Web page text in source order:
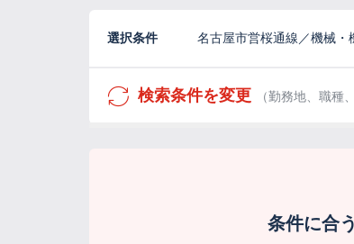
選択条件 名古屋市営桜通線／機械
検索条件を変更 （勤務地、職種
条件に合